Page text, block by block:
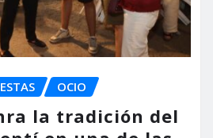
OCIO
la tradición del